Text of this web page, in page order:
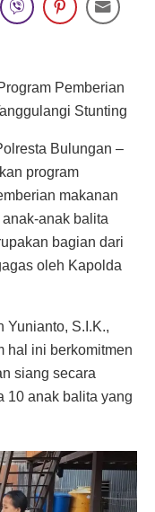
Pemberian
Stunting
Bulungan –
program
makanan
anak balita
bagian dari
oleh Kapolda
Yunianto, S.I.K.,
hal ini berkomitmen
siang secara
10 anak balita yang